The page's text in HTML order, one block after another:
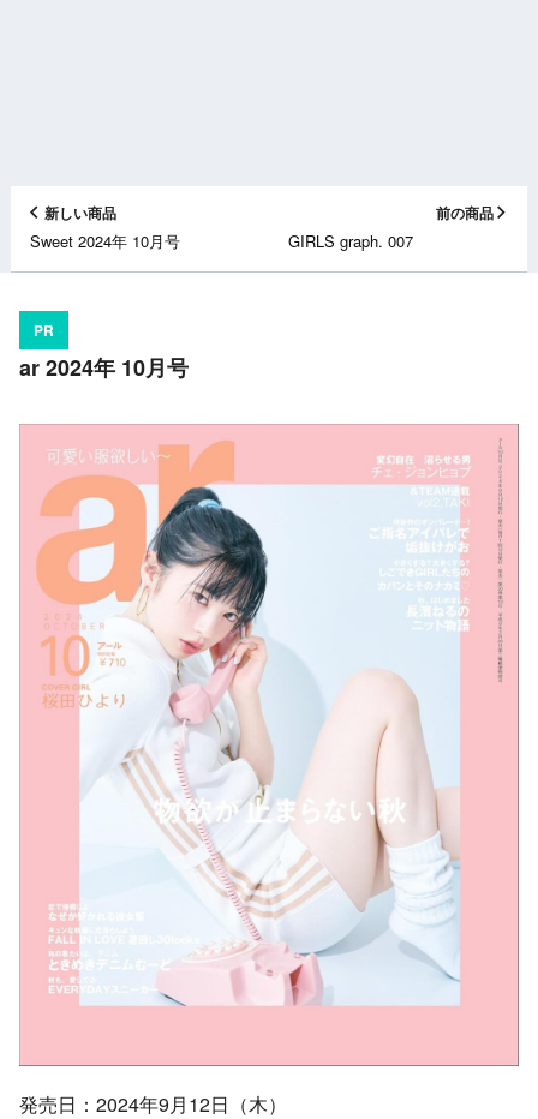
新しい商品
Sweet 2024年 10月号
前の商品
GIRLS graph. 007
PR
ar 2024年 10月号
発売日：2024年9月12日（木）